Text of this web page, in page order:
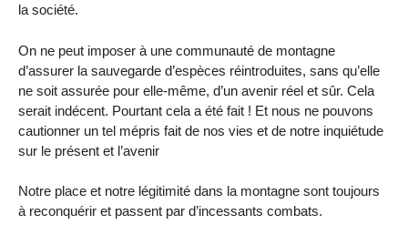
la société.
On ne peut imposer à une communauté de montagne
d’assurer la sauvegarde d’espèces réintroduites, sans qu’elle
ne soit assurée pour elle-même, d’un avenir réel et sûr. Cela
serait indécent. Pourtant cela a été fait ! Et nous ne pouvons
cautionner un tel mépris fait de nos vies et de notre inquiétude
sur le présent et l’avenir
Notre place et notre légitimité dans la montagne sont toujours
à reconquérir et passent par d’incessants combats.